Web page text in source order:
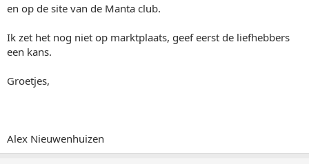
en op de site van de Manta club.
Ik zet het nog niet op marktplaats, geef eerst de liefhebbers
een kans.
Groetjes,
Alex Nieuwenhuizen